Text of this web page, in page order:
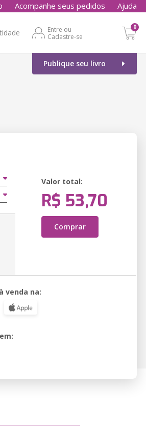
Acompanhe seus pedidos Ajuda
Entre ou
Cadastre-se
0
Publique seu livro
Valor total:
R$ 53,70
Comprar
venda na: